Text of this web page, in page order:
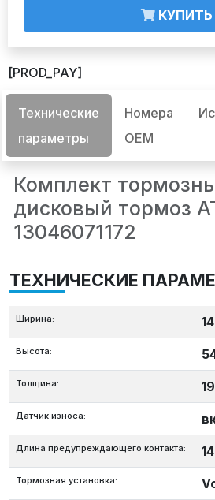
КУПИТЬ
[PROD_PAY]
Технические
параметры
Номера
OEM
Комплект
дисковый тормоз
13046071172
ТЕХНИЧЕСКИЕ
Ширина:
Высота:
Толщина:
Датчик износа:
Длина предупреждающего контакта:
Тормозная установка: